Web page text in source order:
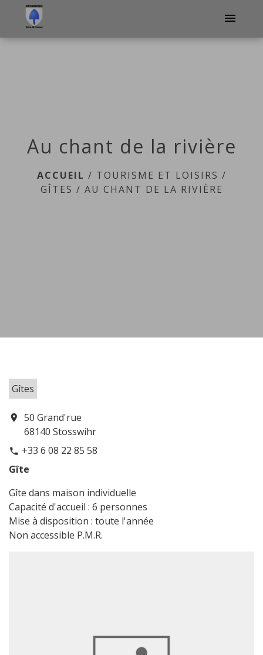
menu
Au chant de la rivière
ACCUEIL / TOURISME ET LOISIRS /
GÎTES / AU CHANT DE LA RIVIÈRE
Gîtes
location_on
50 Grand'rue
68140 Stosswihr
phone +33 6 08 22 85 58
Gîte
Gîte dans maison individuelle
Capacité d'accueil : 6 personnes
Mise à disposition : toute l'année
Non accessible P.M.R.